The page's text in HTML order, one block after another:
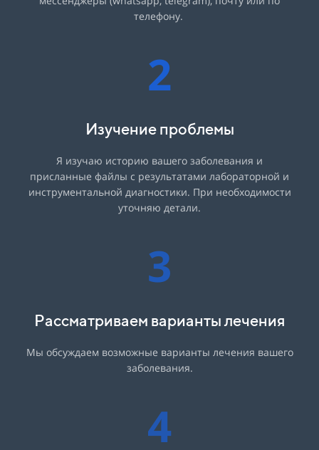
телефону.
2
Изучение проблемы
Я изучаю историю вашего заболевания и
присланные файлы с результатами лабораторной и
инструментальной диагностики. При необходимости
уточняю детали.
3
Рассматриваем варианты лечения
Мы обсуждаем возможные варианты лечения вашего
заболевания.
4